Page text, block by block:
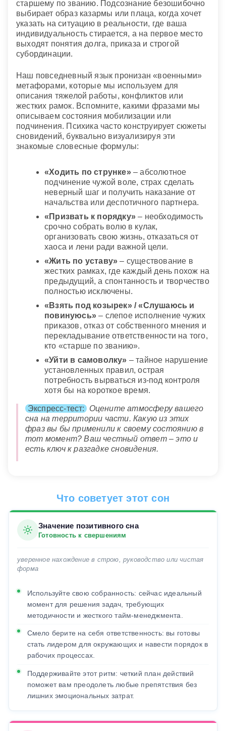
старшему по званию. Подсознание безошибочно
выбирает образ казармы или плаца, когда хочет
указать на ситуацию в реальности, где ваша
индивидуальность стирается, а на первое место
выходят понятия долга, приказа и строгой
субординации.
Наш повседневный язык пронизан «военными»
метафорами, которые мы используем для
описания тяжелой работы, конфликтов или
жестких рамок. Вспомните, какими фразами мы
описываем состояния мобилизации или
подчинения. Психика часто конструирует сюжеты
сновидений, буквально визуализируя эти
знакомые словесные формулы:
«Ходить по струнке»– абсолютное
подчинение чужой воле, страх сделать
неверный шаг и получить наказание от
начальства или деспотичного партнера.
«Призвать к порядку» – необходимость
срочно собрать волю в кулак,
организовать свою жизнь, отказаться от
хаоса и лени ради важной цели.
«Жить по уставу» – существование в
жестких рамках, где каждый день похож на
предыдущий, а спонтанность и творчество
полностью исключены.
«Взять под козырек» / «Слушаюсь и
повинуюсь» – слепое исполнение чужих
приказов, отказ от собственного мнения и
перекладывание ответственности на того,
кто «старше по званию».
«Уйти в самоволку» – тайное нарушение
установленных правил, острая
потребность вырваться из-под контроля
хотя бы на короткое время.
Экспресс-тест:
Оцените атмосферу вашего
сна на территории части. Какую из этих
фраз вы бы применили к своему состоянию в
тот момент? Ваш честный ответ – это и
есть ключ к разгадке сновидения.
Что советует этот сон
Значение позитивного сна
Готовность к свершениям
уверенное нахождение в строю, руководство или чистая
форма
Используйте свою собранность: сейчас идеальный
момент для решения задач, требующих
методичности и жесткого тайм-менеджмента.
Смело берите на себя ответственность: вы готовы
стать лидером для окружающих и навести порядок в
рабочих процессах.
Поддерживайте этот ритм: четкий план действий
поможет вам преодолеть любые препятствия без
лишних эмоциональных затрат.